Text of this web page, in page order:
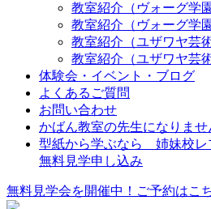
教室紹介（ヴォーグ学
教室紹介（ヴォーグ学
教室紹介（ユザワヤ芸
教室紹介（ユザワヤ芸
体験会・イベント・ブログ
よくあるご質問
お問い合わせ
かばん教室の先生になりませ
型紙から学ぶなら 姉妹校レ
無料見学申し込み
無料見学会を開催中！ご予約はこ